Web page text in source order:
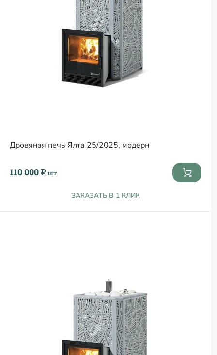
Дровяная печь Ялта 25/2025, модерн
110 000 ₽шт
ЗАКАЗАТЬ В 1 КЛИК